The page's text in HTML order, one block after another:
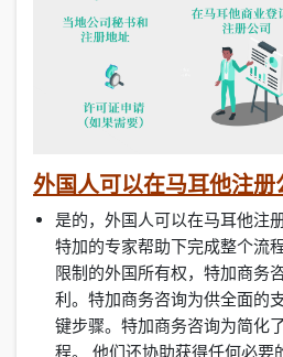
外国人可以在马耳他注册
是的，外国人可以在马耳他注
特加的专家帮助下完成整个流
限制的外国所有权，特加商务
利。特加商务咨询为供全面的
键步骤。特加商务咨询为简化
程。 他们还协助获得任何必要